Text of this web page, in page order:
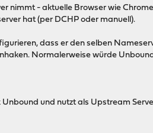
nimmt - aktuelle Browser wie
hat (per DCHP oder manuell).
dass er den selben
Normalerweise würde
und nutzt als Upstream